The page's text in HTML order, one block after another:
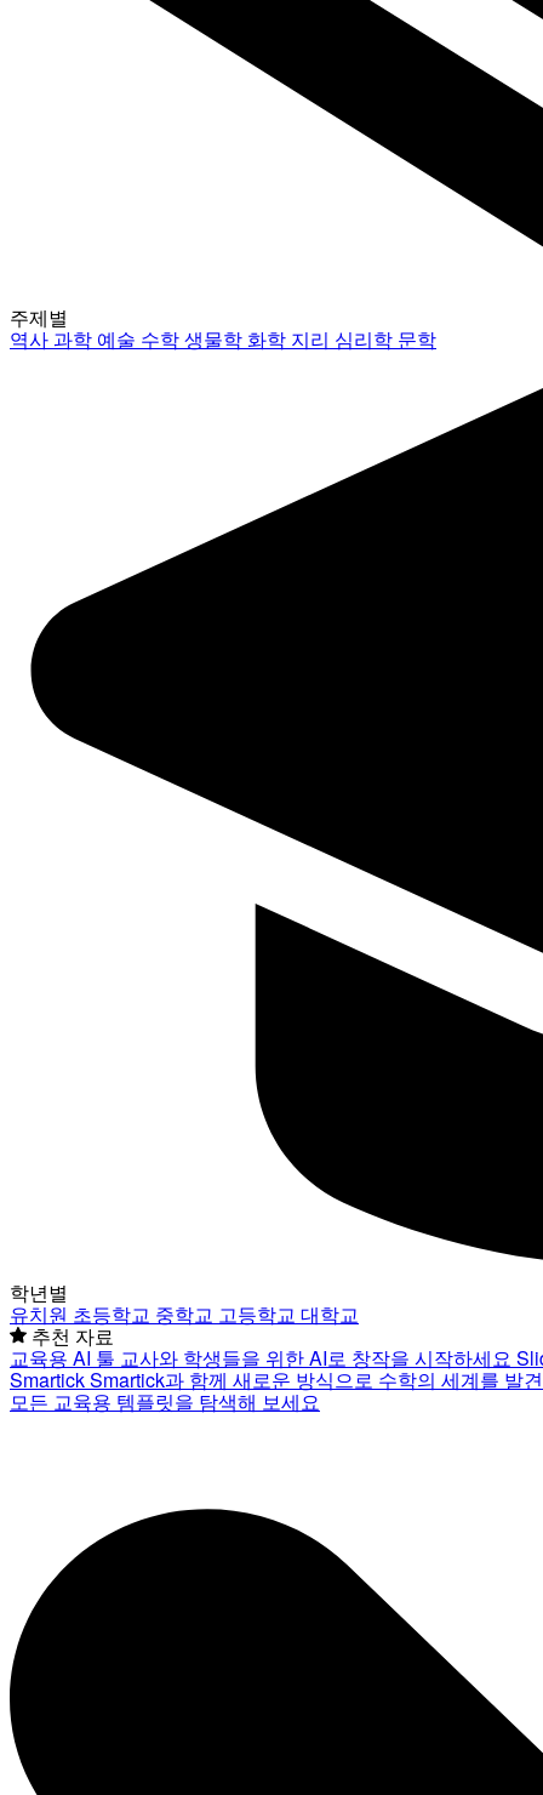
주제별
역사과학 예술 수학생물학 화학 지리 심리학 문학
학년별
유치원 초등학교 중학교 고등학교 대학교
추천 자료
교육용 AI 툴 교사와 학생들을 위한 AI로 창작을 시작하세요
SmartickSmartick과 함께 새로운 방식으로 수학의 세계를 발
모든 교육용 템플릿을 탐색해 보세요